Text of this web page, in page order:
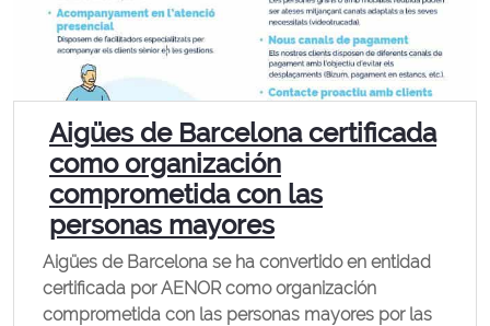
Aigües de Barcelona certificada
como organización
comprometida con las
personas mayores
Aigües de Barcelona se ha convertido en entidad
certificada por AENOR como organización
comprometida con las personas mayores por las